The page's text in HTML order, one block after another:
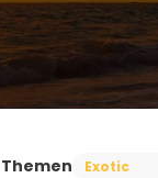
Themen Exotic